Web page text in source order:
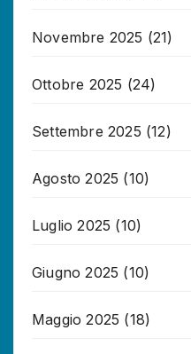
Novembre 2025 (21)
Ottobre 2025 (24)
Settembre 2025 (12)
Agosto 2025 (10)
Luglio 2025 (10)
Giugno 2025 (10)
Maggio 2025 (18)